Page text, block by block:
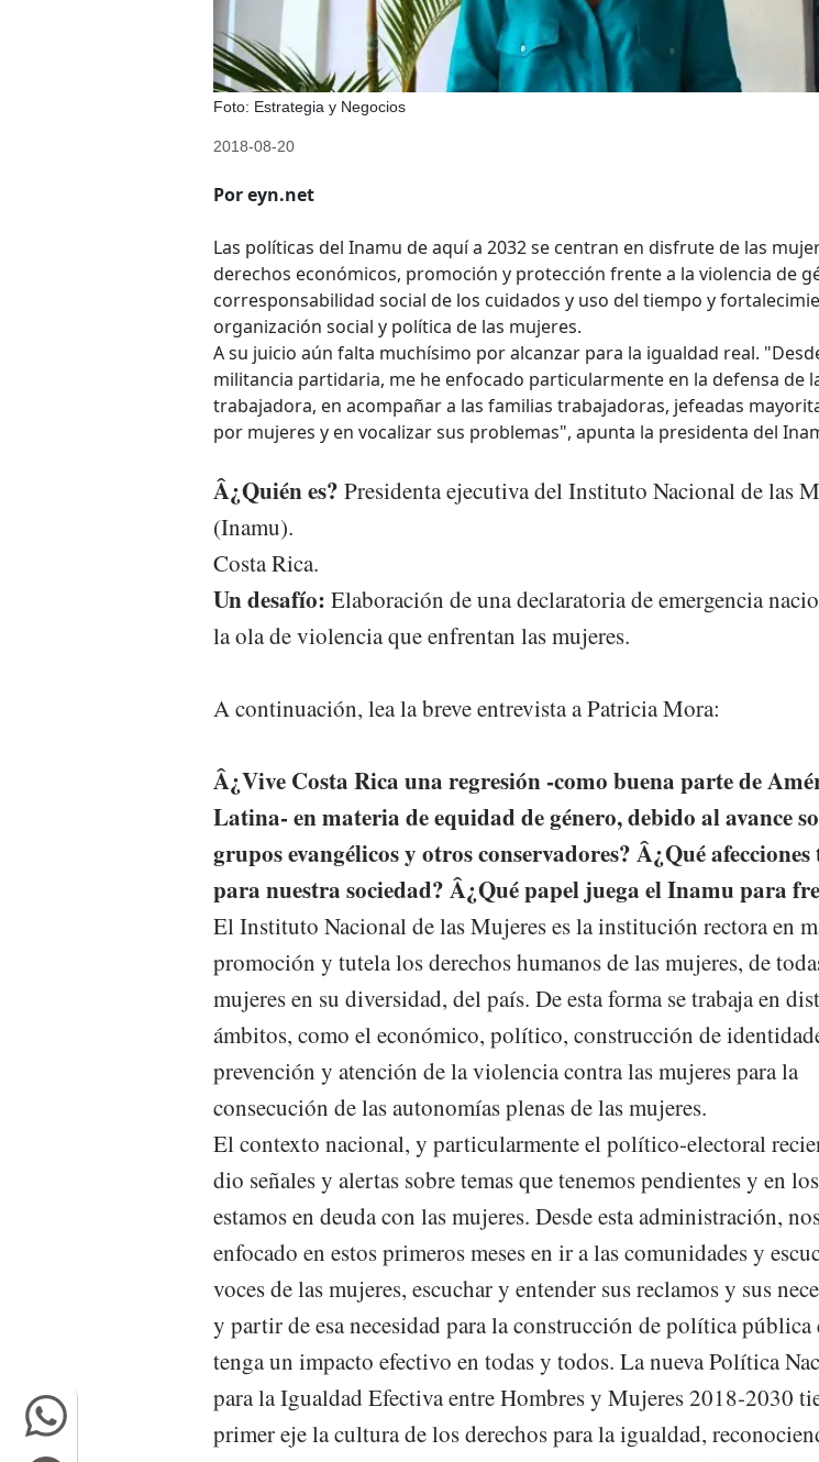
Foto: Estrategia y Negocios
2018-08-20
Por eyn.net
Las políticas del Inamu de aquí a 2032 se centran en disfrute de las
derechos económicos, promoción y protección frente a la violencia de
corresponsabilidad social de los cuidados y uso del tiempo y
organización social y política de las mujeres.
A su juicio aún falta muchísimo por alcanzar para la igualdad real.
militancia partidaria, me he enfocado particularmente en la defensa de
trabajadora, en acompañar a las familias trabajadoras, jefeadas
por mujeres y en vocalizar sus problemas", apunta la presidenta del
Â¿Quién es? Presidenta ejecutiva del Instituto Nacional de las
(Inamu).
Costa Rica.
Un desafío: Elaboración de una declaratoria de emergencia
la ola de violencia que enfrentan las mujeres.
A continuación, lea la breve entrevista a Patricia Mora:
Â¿Vive Costa Rica una regresión -como buena parte de
Latina- en materia de equidad de género, debido al avance
grupos evangélicos y otros conservadores? Â¿Qué afecciones
para nuestra sociedad? Â¿Qué papel juega el Inamu para
El Instituto Nacional de las Mujeres es la institución rectora en
promoción y tutela los derechos humanos de las mujeres, de
mujeres en su diversidad, del país. De esta forma se trabaja en
ámbitos, como el económico, político, construcción de
prevención y atención de la violencia contra las mujeres para la
consecución de las autonomías plenas de las mujeres.
El contexto nacional, y particularmente el político-electoral
dio señales y alertas sobre temas que tenemos pendientes y en
estamos en deuda con las mujeres. Desde esta administración,
enfocado en estos primeros meses en ir a las comunidades y
voces de las mujeres, escuchar y entender sus reclamos y sus
y partir de esa necesidad para la construcción de política pública
tenga un impacto efectivo en todas y todos. La nueva Política
para la Igualdad Efectiva entre Hombres y Mujeres 2018-2030
primer eje la cultura de los derechos para la igualdad,